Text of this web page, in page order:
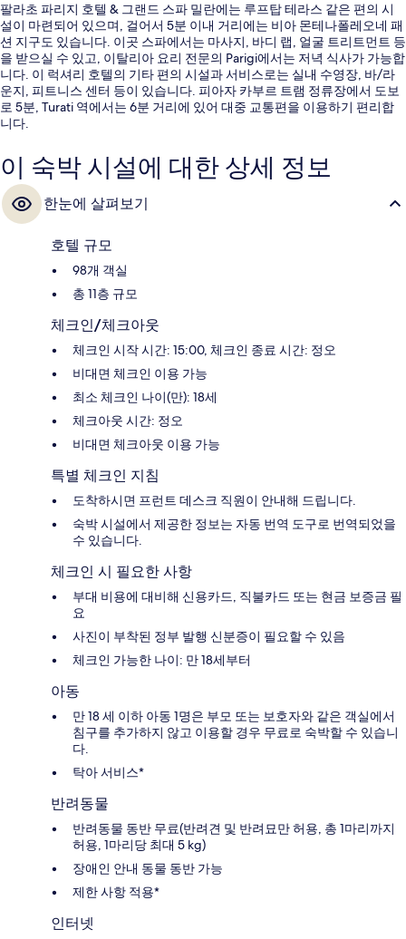
팔라초 파리지 호텔 & 그랜드 스파 밀란에는 루프탑 테라스 같은 편의 시
설이 마련되어 있으며, 걸어서 5분 이내 거리에는 비아 몬테나폴레오네 패
션 지구도 있습니다. 이곳 스파에서는 마사지, 바디 랩, 얼굴 트리트먼트 등
을 받으실 수 있고, 이탈리아 요리 전문의 Parigi에서는 저녁 식사가 가능합
니다. 이 럭셔리 호텔의 기타 편의 시설과 서비스로는 실내 수영장, 바/라
운지, 피트니스 센터 등이 있습니다. 피아자 카부르 트램 정류장에서 도보
로 5분, Turati 역에서는 6분 거리에 있어 대중 교통편을 이용하기 편리합
니다.
이 숙박 시설에 대한 상세 정보
한눈에 살펴보기
호텔 규모
98개 객실
총 11층 규모
체크인/체크아웃
체크인 시작 시간: 15:00, 체크인 종료 시간: 정오
비대면 체크인 이용 가능
최소 체크인 나이(만): 18세
체크아웃 시간: 정오
비대면 체크아웃 이용 가능
특별 체크인 지침
도착하시면 프런트 데스크 직원이 안내해 드립니다.
숙박 시설에서 제공한 정보는 자동 번역 도구로 번역되었을
수 있습니다.
체크인 시 필요한 사항
부대 비용에 대비해 신용카드, 직불카드 또는 현금 보증금 필
요
사진이 부착된 정부 발행 신분증이 필요할 수 있음
체크인 가능한 나이: 만 18세부터
아동
만 18 세 이하 아동 1명은 부모 또는 보호자와 같은 객실에서
침구를 추가하지 않고 이용할 경우 무료로 숙박할 수 있습니
다.
탁아 서비스*
반려동물
반려동물 동반 무료(반려견 및 반려묘만 허용, 총 1마리까지
허용, 1마리당 최대 5 kg)
장애인 안내 동물 동반 가능
제한 사항 적용*
인터넷